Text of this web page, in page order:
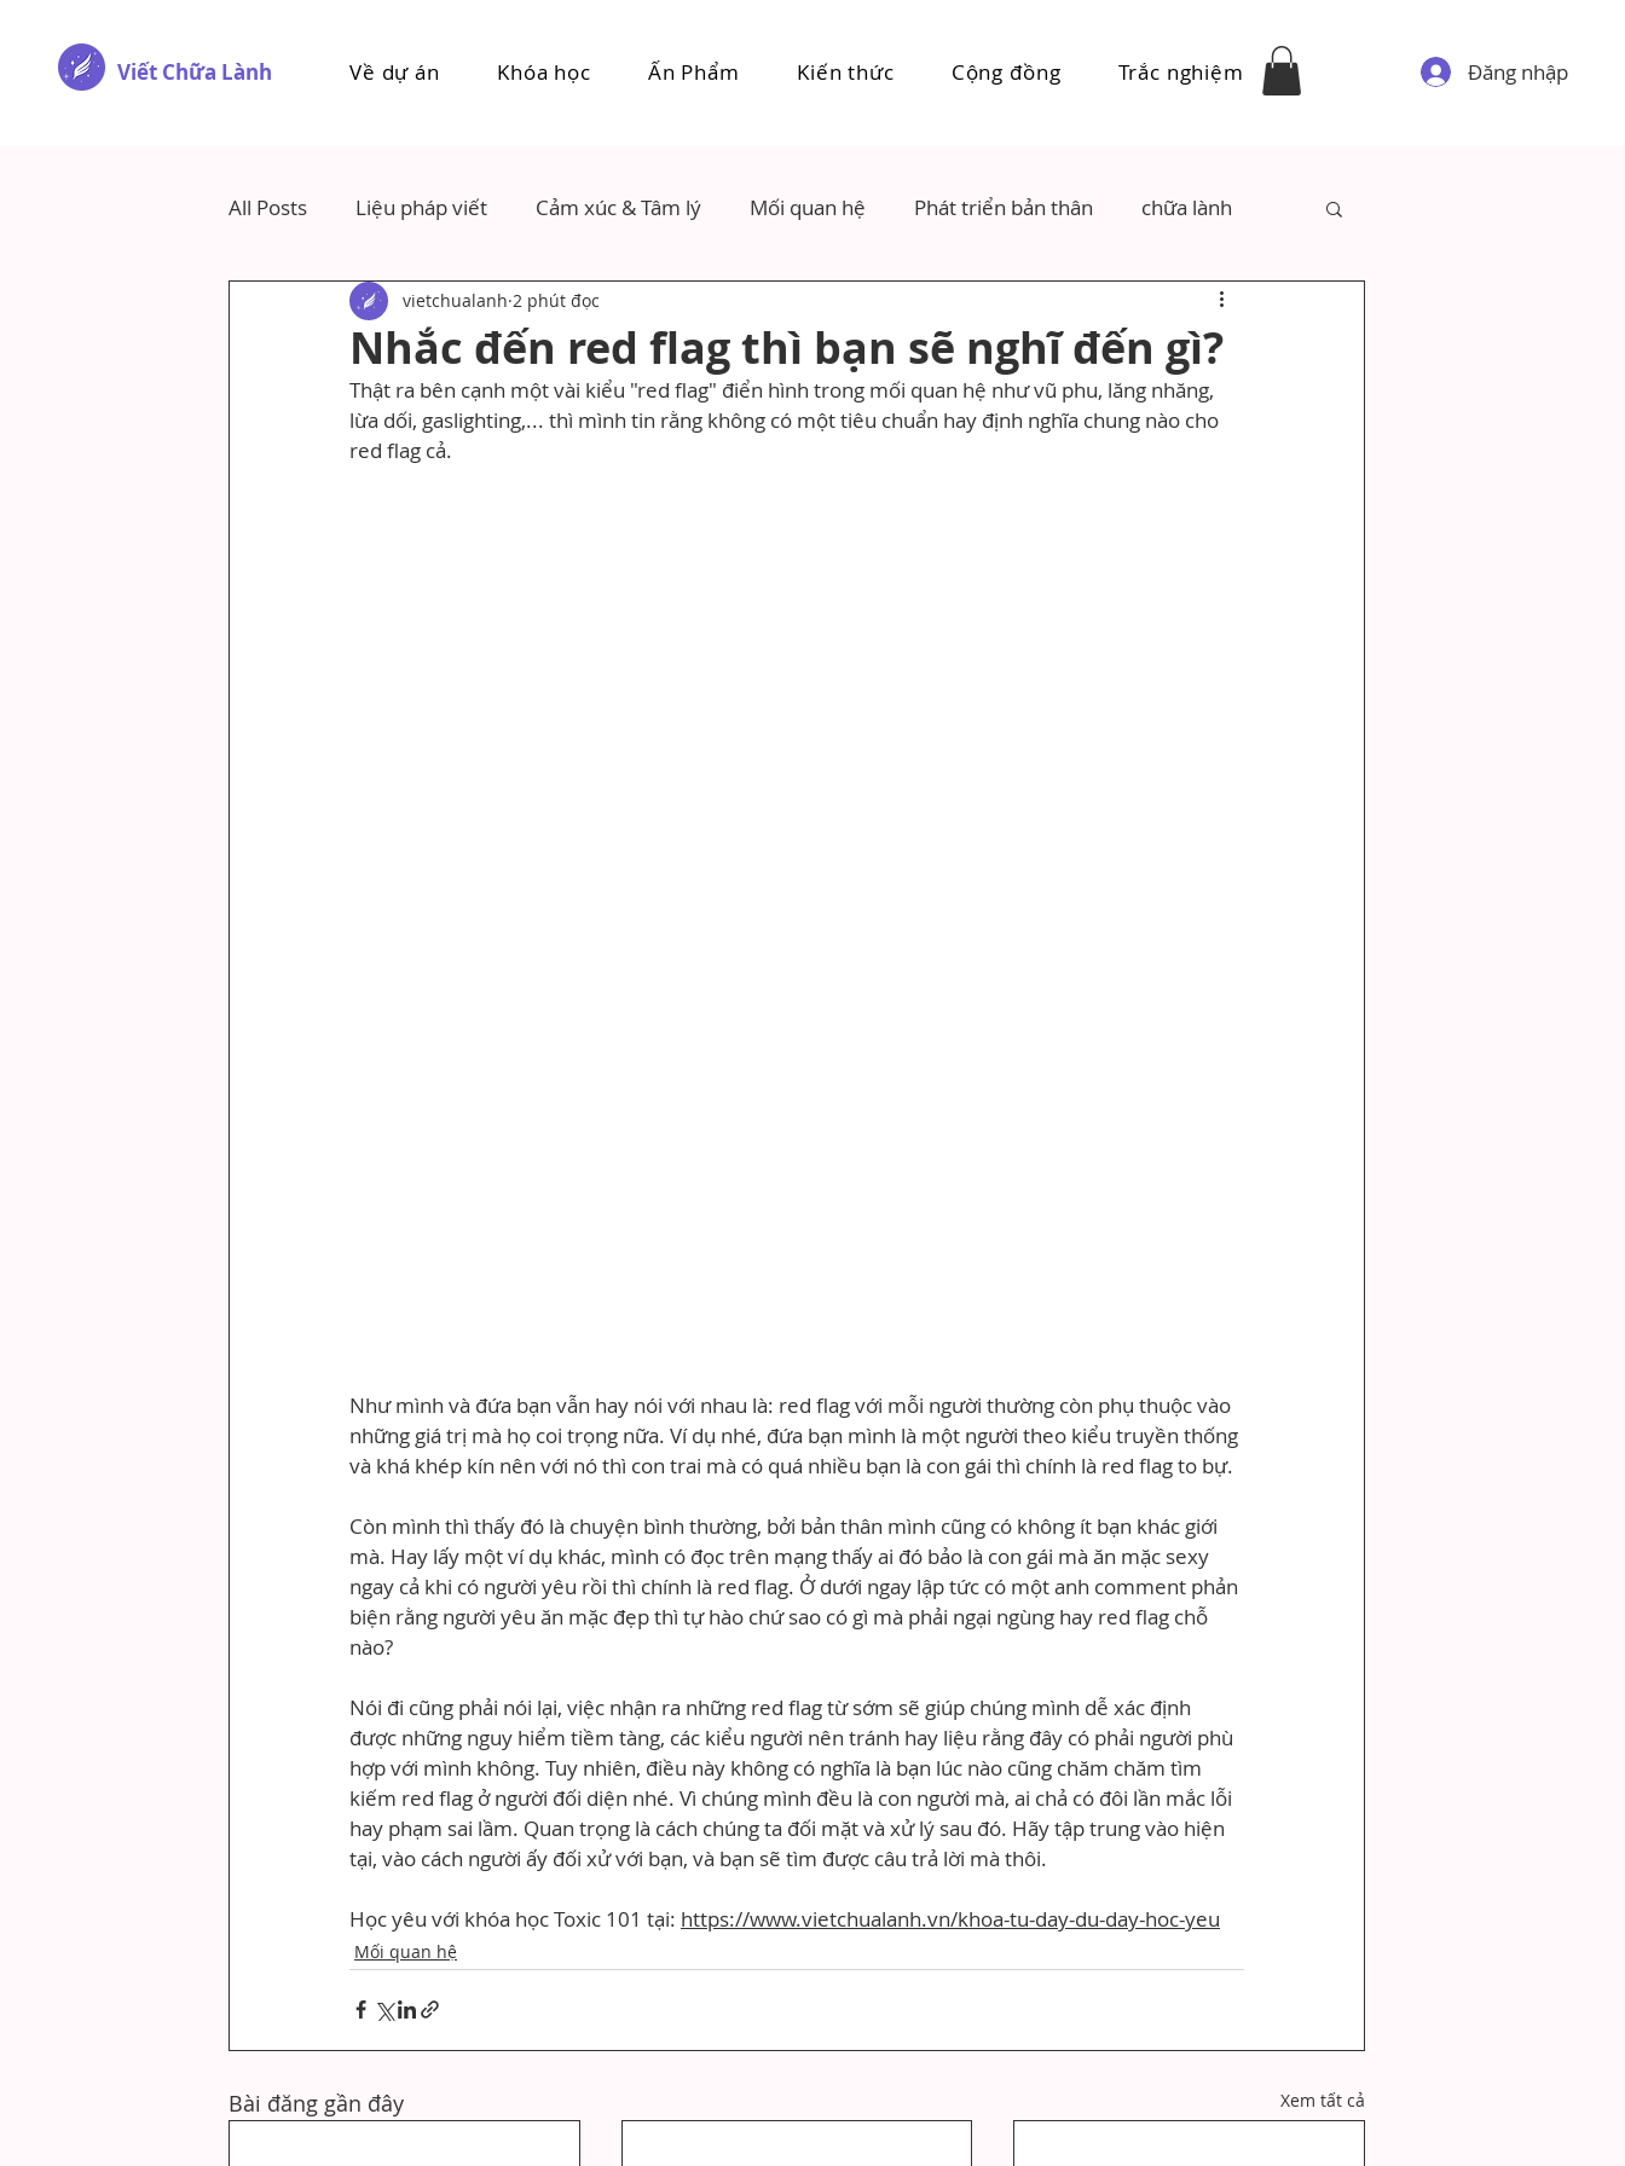
Viết Chữa Lành Về dự án Khóa học Ấn Phẩm Kiến thức Cộng đồng Trắc nghiệm Đăng nhập
All Posts Liệu pháp viết Cảm xúc & Tâm lý Mối quan hệ Phát triển bản thân chữa lành
Nhắc đến red flag thì bạn sẽ nghĩ đến gì?
vietchualanh 2 phút đọc
Thật ra bên cạnh một vài kiểu "red flag" điển hình trong mối quan hệ như vũ phu, lăng nhăng,
lừa dối, gaslighting,... thì mình tin rằng không có một tiêu chuẩn hay định nghĩa chung nào cho
red flag cả.
Như mình và đứa bạn vẫn hay nói với nhau là: red flag với mỗi người thường còn phụ thuộc vào
những giá trị mà họ coi trọng nữa. Ví dụ nhé, đứa bạn mình là một người theo kiểu truyền thống
và khá khép kín nên với nó thì con trai mà có quá nhiều bạn là con gái thì chính là red flag to bự.
Còn mình thì thấy đó là chuyện bình thường, bởi bản thân mình cũng có không ít bạn khác giới
mà. Hay lấy một ví dụ khác, mình có đọc trên mạng thấy ai đó bảo là con gái mà ăn mặc sexy
ngay cả khi có người yêu rồi thì chính là red flag. Ở dưới ngay lập tức có một anh comment phản
biện rằng người yêu ăn mặc đẹp thì tự hào chứ sao có gì mà phải ngại ngùng hay red flag chỗ
nào?
Nói đi cũng phải nói lại, việc nhận ra những red flag từ sớm sẽ giúp chúng mình dễ xác định
được những nguy hiểm tiềm tàng, các kiểu người nên tránh hay liệu rằng đây có phải người phù
hợp với mình không. Tuy nhiên, điều này không có nghĩa là bạn lúc nào cũng chăm chăm tìm
kiếm red flag ở người đối diện nhé. Vì chúng mình đều là con người mà, ai chả có đôi lần mắc lỗi
hay phạm sai lầm. Quan trọng là cách chúng ta đối mặt và xử lý sau đó. Hãy tập trung vào hiện
tại, vào cách người ấy đối xử với bạn, và bạn sẽ tìm được câu trả lời mà thôi.
Học yêu với khóa học Toxic 101 tại: https://www.vietchualanh.vn/khoa-tu-day-du-day-hoc-yeu
Mối quan hệ
Bài đăng gần đây Xem tất cả